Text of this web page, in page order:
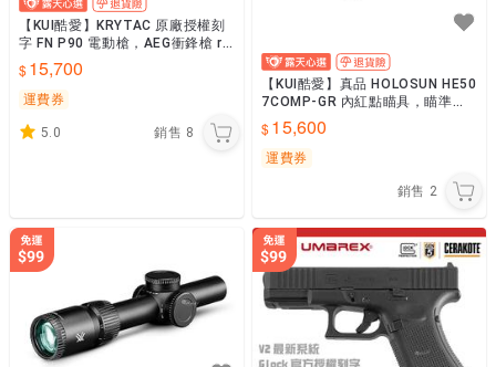
【KUI酷愛】KRYTAC 原廠授權刻
字 FN P90 電動槍，AEG衝鋒槍 ru
sh B~42784
15,700
運費券
5.0 銷售 8
【KUI酷愛】真品 HOLOSUN HE50
7COMP-GR 內紅點瞄具，瞄準
器、快瞄鏡~48952
15,600
運費券
銷售 2